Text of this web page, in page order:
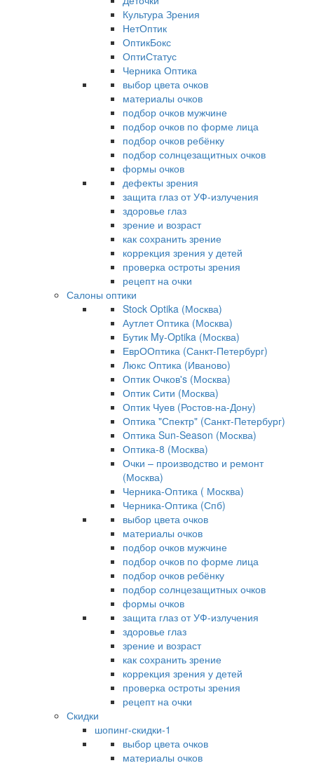
Культура Зрения
НетОптик
ОптикБокс
ОптиСтатус
Черника Оптика
выбор цвета очков
материалы очков
подбор очков мужчине
подбор очков по форме лица
подбор очков ребёнку
подбор солнцезащитных очков
формы очков
дефекты зрения
защита глаз от УФ-излучения
здоровье глаз
зрение и возраст
как сохранить зрение
коррекция зрения у детей
проверка остроты зрения
рецепт на очки
Салоны оптики
Stock Optika (Москва)
Аутлет Оптика (Москва)
Бутик My-Optika (Москва)
ЕврООптика (Санкт-Петербург)
Люкс Оптика (Иваново)
Оптик Очков's (Москва)
Оптик Сити (Москва)
Оптик Чуев (Ростов-на-Дону)
Оптика "Спектр" (Санкт-Петербург)
Оптика Sun-Season (Москва)
Оптика-8 (Москва)
Очки – производство и ремонт
(Москва)
Черника-Оптика ( Москва)
Черника-Оптика (Спб)
выбор цвета очков
материалы очков
подбор очков мужчине
подбор очков по форме лица
подбор очков ребёнку
подбор солнцезащитных очков
формы очков
защита глаз от УФ-излучения
здоровье глаз
зрение и возраст
как сохранить зрение
коррекция зрения у детей
проверка остроты зрения
рецепт на очки
Скидки
шопинг-скидки-1
выбор цвета очков
материалы очков